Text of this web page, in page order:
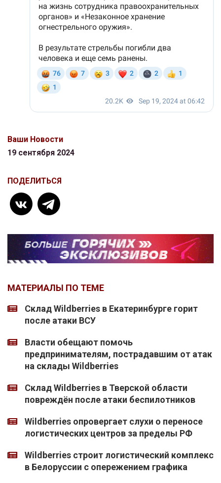
Ваши Новости
19 сентября 2024
ПОДЕЛИТЬСЯ
МАТЕРИАЛЫ ПО ТЕМЕ
Склад Wildberries в Екатеринбурге горит
после атаки ВСУ
Власти обещают помочь
предпринимателям, пострадавшим от атак
на склады Wildberries
Склад Wildberries в Тверской области
повреждён после атаки беспилотников
Wildberries опровергает слухи о переносе
логистических центров за пределы РФ
Wildberries строит логистический комплекс
в Белоруссии с опережением графика